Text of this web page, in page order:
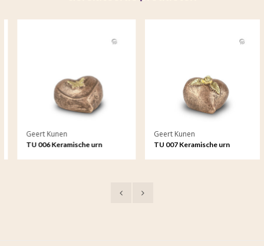
Geert Kunen
TU 006 Keramische urn
Geert Kunen
TU 007 Keramische urn